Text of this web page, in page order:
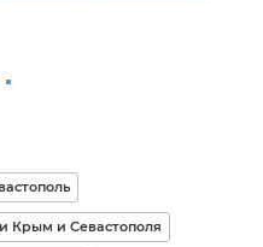
Крым и Севастополя